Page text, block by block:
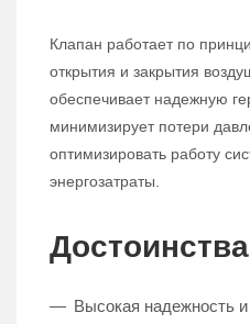
Клапан работает по
открытия и закрытия
обеспечивает надежную
минимизирует потери
оптимизировать работу
энергозатраты.
Высокая надежность и